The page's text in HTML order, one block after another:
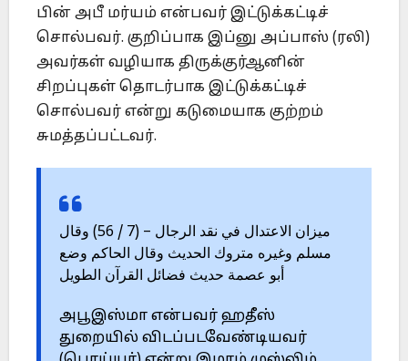
பின் அபீ மர்யம் என்பவர் இட்டுக்கட்டிச்
சொல்பவர். குறிப்பாக இப்னு அப்பாஸ் (ரலி)
அவர்கள் வழியாக திருக்குர்ஆனின்
சிறப்புகள் தொடர்பாக இட்டுக்கட்டிச்
சொல்பவர் என்று கடுமையாக குற்றம்
சுமத்தப்பட்டவர்.
ميزان الاعتدال في نقد الرجال – (7 / 56) وقال
مسلم وغيره متروك الحديث وقال الحاكم وضع
أبو عصمة حديث فضائل القرآن الطويل
அபூஇஸ்மா என்பவர் ஹதீஸ்
துறையில் விடப்படவேண்டியவர்